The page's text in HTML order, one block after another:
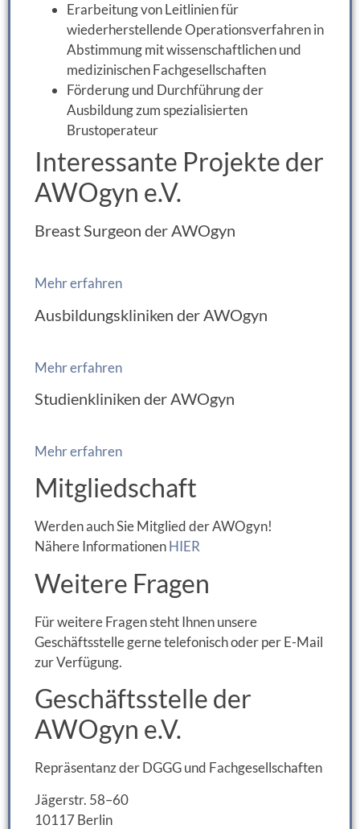
Erarbeitung von Leitlinien für
wiederherstellende Operationsverfahren in
Abstimmung mit wissenschaftlichen und
medizinischen Fachgesellschaften
Förderung und Durchführung der
Ausbildung zum spezialisierten
Brustoperateur
Interessante Projekte der
AWOgyn e.V.
Breast Surgeon der AWOgyn
Mehr erfahren
Ausbildungskliniken der AWOgyn
Mehr erfahren
Studienkliniken der AWOgyn
Mehr erfahren
Mitgliedschaft
Werden auch Sie Mitglied der AWOgyn!
Nähere InformationenHIER
Weitere Fragen
Für weitere Fragen steht Ihnen unsere
Geschäftsstelle gerne telefonisch oder per E-Mail
zur Verfügung.
Geschäftsstelle der
AWOgyn e.V.
Repräsentanz der DGGG und Fachgesellschaften
Jägerstr. 58–60
10117 Berlin